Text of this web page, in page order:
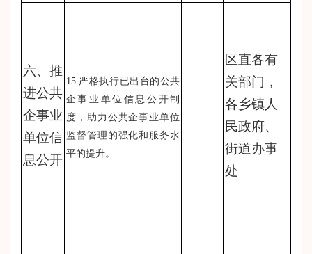
六、推
进公共
企事业
单位信
息公开
15.严格执行已出台的公共
企事业单位信息公开制
度，助力公共企事业单位
监督管理的强化和服务水
平的提升。
区直各有
关部门，
各乡镇人
民政府、
街道办事
处